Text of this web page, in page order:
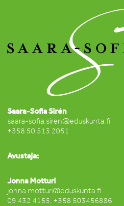
Saara-Sofia Sirén
saara-sofia.siren@eduskunta.fi
+358 50 513 2051
Avustaja:
Jonna Motturi
jonna.motturi@eduskunta.fi
09 432 4155, +358 503456886